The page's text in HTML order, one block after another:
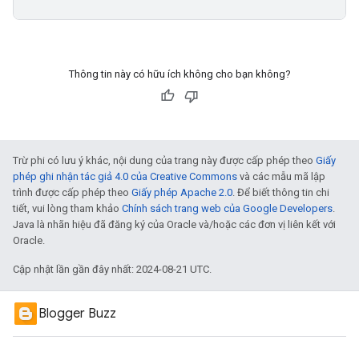
Thông tin này có hữu ích không cho bạn không?
Trừ phi có lưu ý khác, nội dung của trang này được cấp phép theo Giấy
phép ghi nhận tác giả 4.0 của Creative Commons và các mẫu mã lập
trình được cấp phép theo Giấy phép Apache 2.0. Để biết thông tin chi
tiết, vui lòng tham khảo Chính sách trang web của Google Developers.
Java là nhãn hiệu đã đăng ký của Oracle và/hoặc các đơn vị liên kết với
Oracle.
Cập nhật lần gần đây nhất: 2024-08-21 UTC.
Blogger Buzz